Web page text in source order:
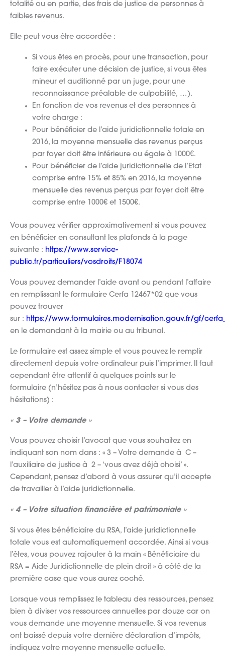
totalité ou en partie, des frais de justice de personnes à
faibles revenus.
Elle peut vous être accordée :
Si vous êtes en procès, pour une transaction, pour
faire exécuter une décision de justice, si vous êtes
mineur et auditionné par un juge, pour une
reconnaissance préalable de culpabilité, …).
En fonction de vos revenus et des personnes à
votre charge :
Pour bénéficier de l’aide juridictionnelle totale en
2016, la moyenne mensuelle des revenus perçus
par foyer doit être inférieure ou égale à 1000€.
Pour bénéficier de l’aide juridictionnelle de l’Etat
comprise entre 15% et 85% en 2016, la moyenne
mensuelle des revenus perçus par foyer doit être
comprise entre 1000€ et 1500€.
Vous pouvez vérifier approximativement si vous pouvez
en bénéficier en consultant les plafonds à la page
suivante : https://www.service-
public.fr/particuliers/vosdroits/F18074
Vous pouvez demander l’aide avant ou pendant l’affaire
en remplissant le formulaire Cerfa 12467*02 que vous
pouvez trouver
sur : https://www.formulaires.modernisation.gouv.fr/gf/
en le demandant à la mairie ou au tribunal.
Le formulaire est assez simple et vous pouvez le remplir
directement depuis votre ordinateur puis l’imprimer. Il faut
cependant être attentif à quelques points sur le
formulaire (n’hésitez pas à nous contacter si vous des
hésitations) :
« 3 – Votre demande »
Vous pouvez choisir l’avocat que vous souhaitez en
indiquant son nom dans : « 3 – Votre demande à C –
l’auxiliaire de justice à 2 – ‘vous avez déjà choisi’ ».
Cependant, pensez d’abord à vous assurer qu’il accepte
de travailler à l’aide juridictionnelle.
« 4 – Votre situation financière et patrimoniale »
Si vous êtes bénéficiaire du RSA, l’aide juridictionnelle
totale vous est automatiquement accordée. Ainsi si vous
l’êtes, vous pouvez rajouter à la main « Bénéficiaire du
RSA = Aide Juridictionnelle de plein droit » à côté de la
première case que vous aurez coché.
Lorsque vous remplissez le tableau des ressources, pensez
bien à diviser vos ressources annuelles par douze car on
vous demande une moyenne mensuelle. Si vos revenus
ont baissé depuis votre dernière déclaration d’impôts,
indiquez votre moyenne mensuelle actuelle.